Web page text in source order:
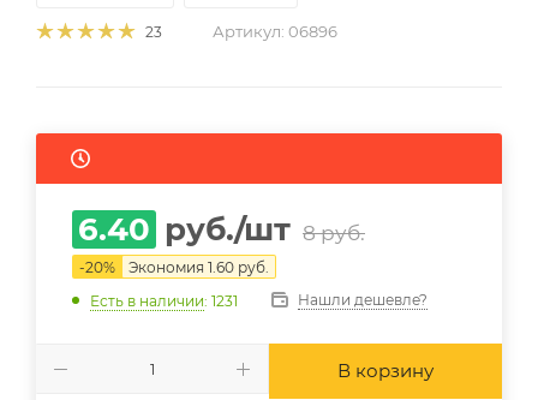
23 Артикул: 06896
6.40 руб./шт 8руб.
-20% Экономия 1.60 руб.
Есть в наличии: 1231 Нашли дешевле?
В корзину